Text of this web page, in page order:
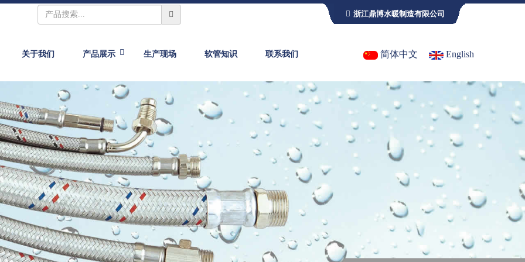
浙江鼎博水暖制造有限公司
关于我们 产品展示 生产现场 软管知识 联系我们 简体中文 English